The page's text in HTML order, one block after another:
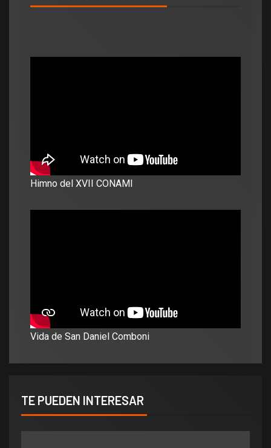
Himno del XVII CONAMI
Vida de San Daniel Comboni
TE PUEDEN INTERESAR